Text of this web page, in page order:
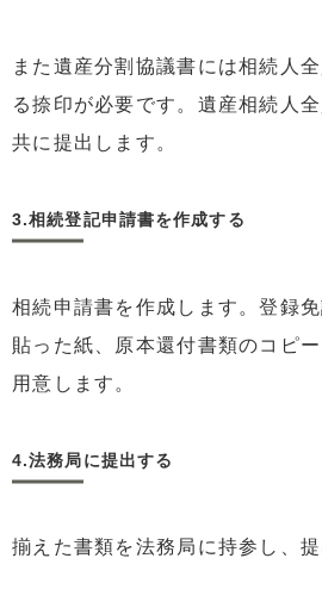
また遺産分割協議書には相続人
る捺印が必要です。遺産相続人
共に提出します。
3.相続登記申請書を作成する
相続申請書を作成します。登録
貼った紙、原本還付書類のコピ
用意します。
4.法務局に提出する
揃えた書類を法務局に持参し、提